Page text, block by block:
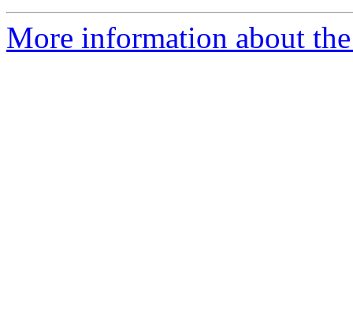
More information about